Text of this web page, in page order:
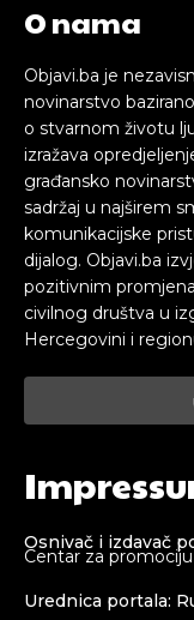
O nama
Objavi.ba je
novinarstvo
o stvarnom životu
izražava
građansko
sadržaj u najširem
komunikacijske
dijalog. Objavi.ba
pozitivnim
civilnog društva u
Hercegovini i
Osnivač i izdavač
Centar za
Urednica portala: